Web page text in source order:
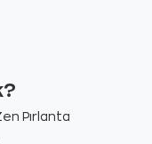
Pırlanta